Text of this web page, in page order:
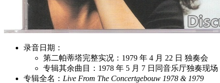
录音日期 ：
第二帕蒂塔完整实况： 1979 年 4 月 22 日 独奏会
专辑其余曲目：1978 年 5 月 7 日同音乐厅独奏现场
专辑全名 ： Live From The Concertgebouw 1978 & 1979